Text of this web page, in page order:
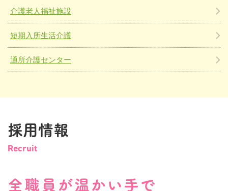
介護老人福祉施設
短期入所生活介護
通所介護センター
採用情報
Recruit
全職員が温かい手で